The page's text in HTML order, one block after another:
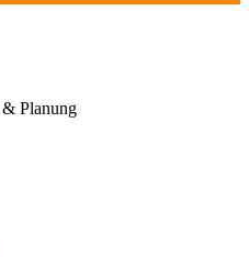
Planung